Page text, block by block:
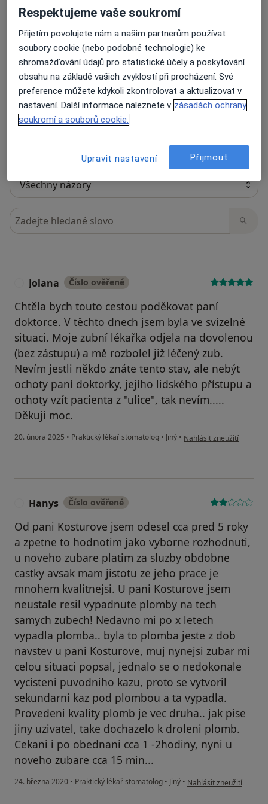
17 názorů
Recenze pacientů jsou pro nás důležité.
Specialisté nemají možnost zaplatit za
odstranění nebo změnu recenze pacienta.
Další informace o názorech
Hledejte v názorech
Jolana Číslo ověřené
Chtěla bych touto cestou poděkovat paní
doktorce. V těchto dnech jsem byla ve svízelné
situaci. Moje zubní lékařka odjela na dovolenou
(bez zástupu) a mě rozbolel již léčený zub.
Nevím jestli někdo znáte tento stav, ale nebýt
ochoty paní doktorky, jejího lidského přístupu a
ochoty vzít pacienta z "ulice", tak nevím.....
Děkuji moc.
20. února 2025 • Praktický lékař stomatolog • Jiný • podle názoru uživatele
Nahlásit zneužití
Hanys Číslo ověřené
Od pani Kosturove jsem odesel cca pred 5 roky
a zpetne to hodnotim jako vyborne rozhodnuti,
u noveho zubare platim za sluzby obdobne
castky avsak mam jistotu ze jeho prace je
mnohem kvalitnejsi. U pani Kosturove jsem
neustale resil vypadnute plomby na tech
samych zubech! Nedavno mi po x letech
vypadla plomba.. byla to plomba jeste z dob
navstev u pani Kosturove, muj nynejsi zubar mi
celou situaci popsal, jednalo se o nedokonale
vycisteni puvodniho kazu, proto se vytvoril
sekundarni kaz pod plombou a ta vypadla.
Provedeni kvality plomb je vec druha.. jak pise
jiny uzivatel, take dochazelo k droleni plomb.
Cekani i po obednani cca 1 -2hodiny, nyni u
noveho zubare cca 15 min...
24. března 2020 • Praktický lékař stomatolog • Jiný • podle názoru uživatele
Nahlásit zneužití
Respektujeme vaše soukromí
Přijetím povolujete nám a našim partnerům používat
soubory cookie (nebo podobné technologie) ke
shromažďování údajů pro statistické účely a poskytování
obsahu na základě vašich zvyklostí při procházení. Své
preference můžete kdykoli zkontrolovat a aktualizovat v
nastavení. Další informace naleznete v zásadách ochrany
soukromí a souborů cookie.
Upravit nastavení Přijmout